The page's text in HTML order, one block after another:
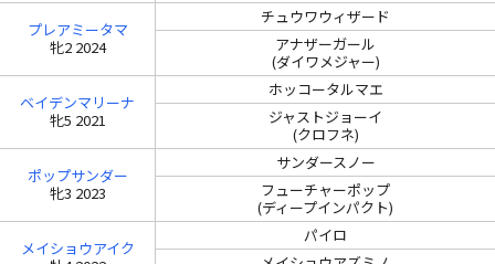
プレアミータマ
牝2 2024
チュウワウィザード
アナザーガール
(ダイワメジャー)
ベイデンマリーナ
牝5 2021
ホッコータルマエ
ジャストジョーイ
(クロフネ)
ポップサンダー
牝3 2023
サンダースノー
フューチャーポップ
(ディープインパクト)
メイショウアイク
パイロ